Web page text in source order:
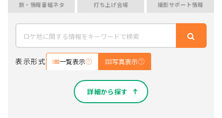
旅・情報番組ネタ 打ち上げ会場 撮影サポート情報
表示形式 一覧表示 写真表示
詳細から探す